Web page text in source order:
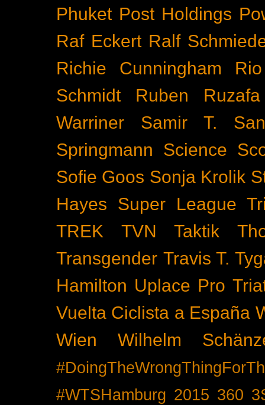
Phuket Post Holdings
Raf Eckert Ralf
Richie Cunningham
Rio
Schmidt
Ruben Ruzafa
Warriner
Samir T.
Springmann
Science
Sofie Goos Sonja Krolik
Hayes
Super League
TREK
TVN Taktik
Transgender Travis T.
Hamilton Uplace Pro
Vuelta Ciclista a España
Wien
Wilhelm
#WTSHamburg 2015 360